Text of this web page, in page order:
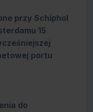
przy Schiphol
15
portu
do